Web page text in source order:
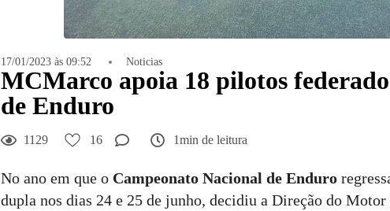
17/01/2023 às 09:52 Noticias
MCMarco apoia 18 pilotos
de Enduro
1129 16 1min de leitura
No ano em que o Campeonato Nacional de Enduro
dupla nos dias 24 e 25 de junho, decidiu a Direção do